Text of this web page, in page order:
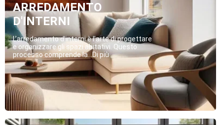
ARREDAMENTO
D'INTERNI
L’arredamento d’interni è l’arte di progettare
e organizzare gli spazi abitativi. Questo
processo comprende la...Di più